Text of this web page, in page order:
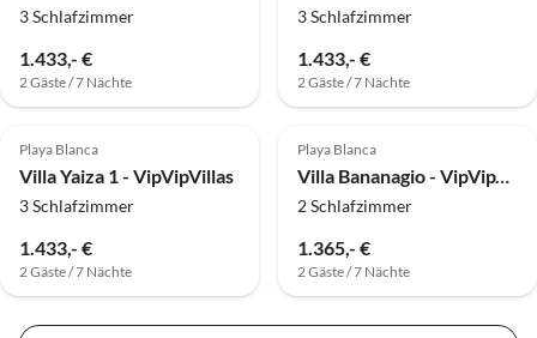
3 Schlafzimmer
1.433,- €
2 Gäste / 7 Nächte
3 Schlafzimmer
1.433,- €
2 Gäste / 7 Nächte
Top-Inserat
Playa Blanca
Villa Yaiza 1 - VipVipVillas
3 Schlafzimmer
1.433,- €
2 Gäste / 7 Nächte
Top-Inserat
Playa Blanca
Villa Bananagio - VipVipVillas
2 Schlafzimmer
1.365,- €
2 Gäste / 7 Nächte